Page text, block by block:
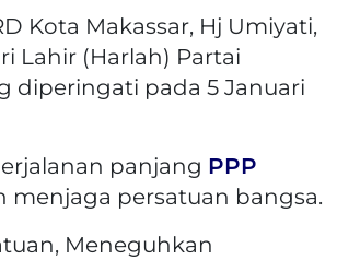
Kota Makassar, Hj Umiyati,
Lahir (Harlah) Partai
diperingati pada 5 Januari
panjang PPP
persatuan bangsa.
Meneguhkan